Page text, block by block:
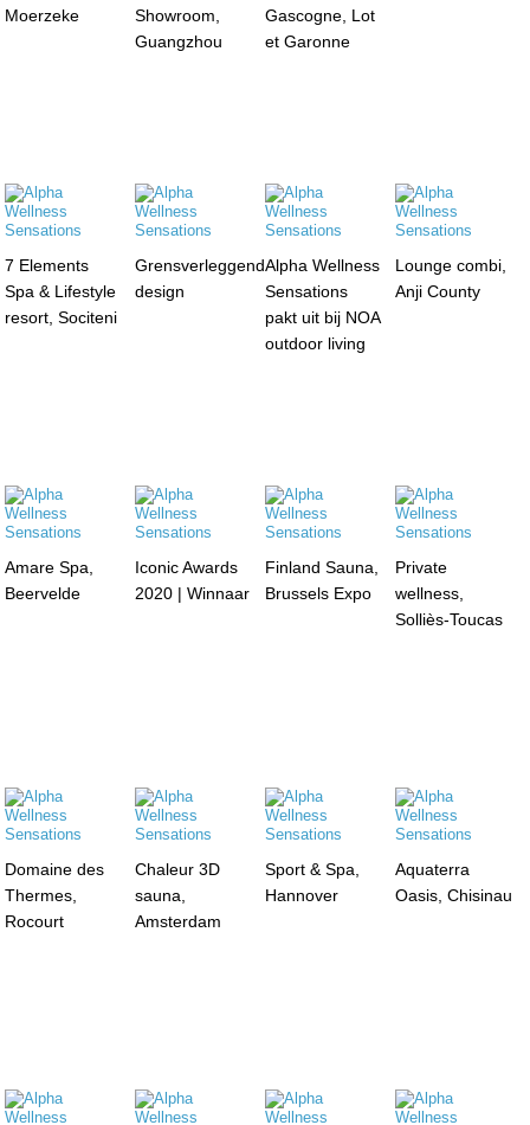
Moerzeke
Showroom,
Guangzhou
Gascogne, Lot
et Garonne
7 Elements
Spa & Lifestyle
resort, Sociteni
Grensverleggend
design
Alpha Wellness
Sensations
pakt uit bij NOA
outdoor living
Lounge combi,
Anji County
Amare Spa,
Beervelde
Iconic Awards
2020 | Winnaar
Finland Sauna,
Brussels Expo
Private
wellness,
Solliès-Toucas
Domaine des
Thermes,
Rocourt
Chaleur 3D
sauna,
Amsterdam
Sport & Spa,
Hannover
Aquaterra
Oasis, Chisinau